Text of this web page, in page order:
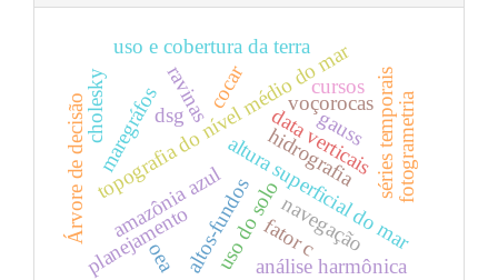
data verticais
topografia do nível médio do mar
amazônia azul
voçorocas
ravinas
uso do solo
Árvore de decisão altura superficial do mar
uso e cobertura da terra
análise harmônica
séries temporais
maregráfos hidrografia
altos-fundos navegação
fotogrametria
planejamento
cocar
dsg
fator c
gauss
cholesky
oea
cursos